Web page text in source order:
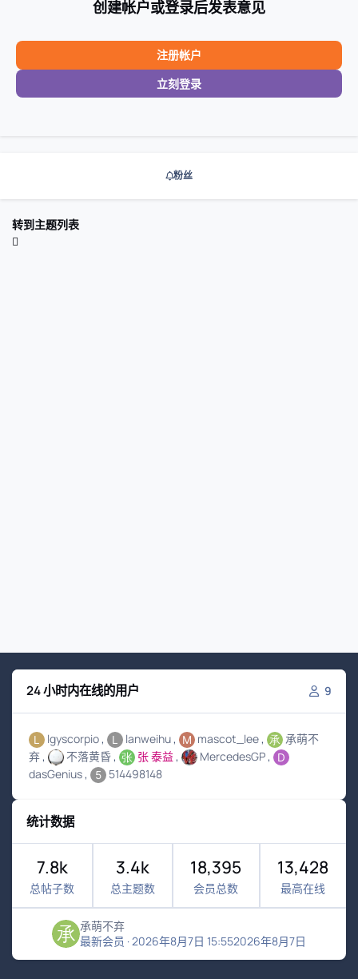
创建帐户或登录后发表意见
注册帐户
立刻登录
粉丝
转到主题列表
24 小时内在线的用户 9
lgyscorpio lanweihu mascot_lee
承萌不
弃
不落黄昏 张 泰益
MercedesGP
dasGenius
514498148
统计数据
7.8k
总帖子数
3.4k
总主题数
18,395
会员总数
13,428
最高在线
承萌不弃
最新会员 ·2026年8月7日 15:552026年8月7日